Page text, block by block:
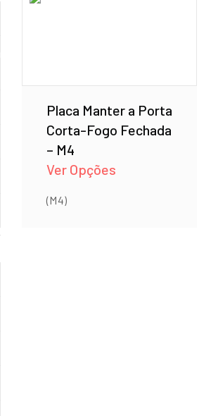
Placa Manter a Porta
Corta-Fogo Fechada
– M4
Ver Opções
(M4)